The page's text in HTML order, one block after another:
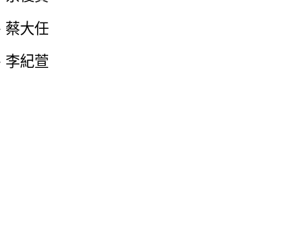
蔡大任
李紀萱